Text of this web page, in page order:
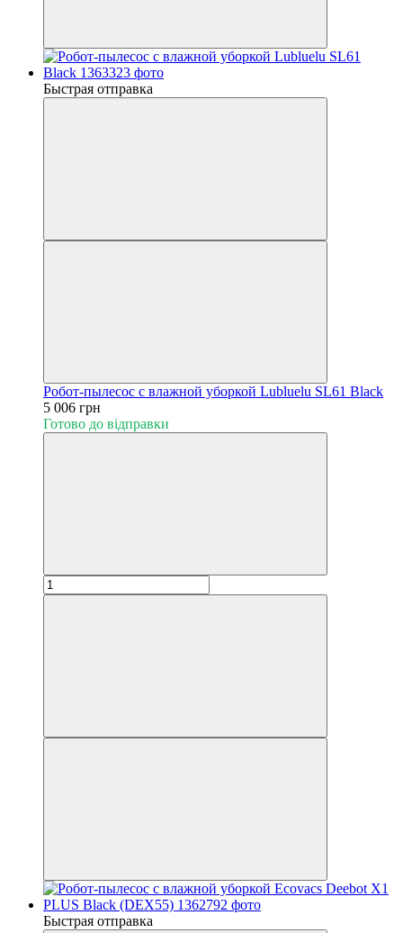
Быстрая отправка
Робот-пылесос с влажной уборкой Lubluelu SL61 Black
5 006 грн
Готово до відправки
Быстрая отправка